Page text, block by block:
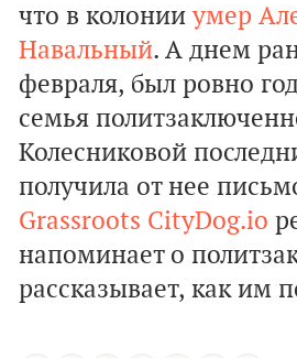
что в колонииумер
Навальный. А днем
февраля, был ровно
семья
Колесниковой
получила от нее
Grassroots CityDog.io
напоминает о
рассказывает, как им